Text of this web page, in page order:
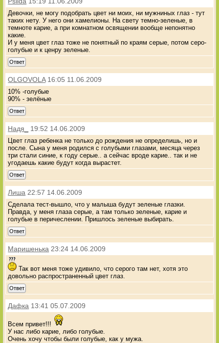
Девочки, не могу подобрать цвет ни моих, ни мужниных глаз - тут
таких нету. У него они хамелионы. На свету темно-зеленые, в
темноте карие, а при комнатном освящении вообще непонятно
какие.
И у меня цвет глаз тоже не понятный по краям серые, потом серо-
голубые и к ценру зеленые.
Ответ
OLGOVOLA16:05 11.06.2009
10% -голубые
90% - зелёные
Ответ
Надя_ 19:52 14.06.2009
Цвет глаз ребенка не только до рождения не определишь, но и
после. Сына у меня родился с голубыми глазами, месяца через
три стали синие, к году серые.. а сейчас вроде карие.. так и не
угодаешь какие будут когда вырастет.
Ответ
Лиша 22:57 14.06.2009
Сделала тест-вышло, что у малыша будут зеленые глазки.
Правда, у меня глаза серые, а там только зеленые, карие и
голубые в перичеслении. Пришлось зеленые выбирать.
Ответ
Маришенька 23:24 14.06.2009
Так вот меня тоже удивило, что серого там нет, хотя это
довольно распространенный цвет глаз.
Ответ
Дафка 13:41 05.07.2009
Всем привет!!!
У нас либо карие, либо голубые.
Очень хочу чтобы были голубые, как у мужа.